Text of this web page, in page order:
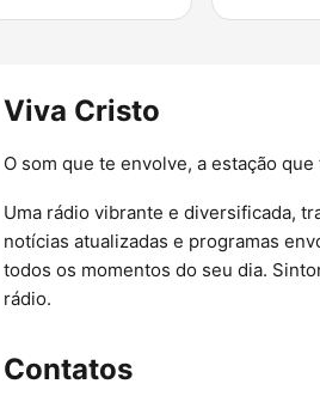
Viva Cristo
O som que te envolve, a estação que
Uma rádio vibrante e diversificada,
notícias atualizadas e programas
todos os momentos do seu dia.
rádio.
Contatos